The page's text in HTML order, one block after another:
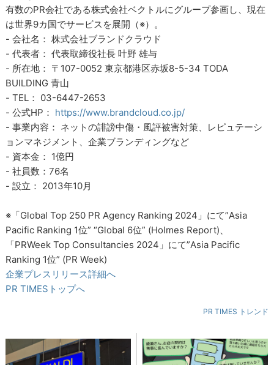
有数のPR会社である株式会社ベクトルにグループ参画し、現在
は世界9カ国でサービスを展開（※）。
- 会社名： 株式会社ブランドクラウド
- 代表者： 代表取締役社長 叶野 雄与
- 所在地： 〒107-0052 東京都港区赤坂8-5-34 TODA
BUILDING 青山
- TEL： 03-6447-2653
- 公式HP： https://www.brandcloud.co.jp/
- 事業内容： ネットの誹謗中傷・風評被害対策、レピュテーシ
ョンマネジメント、企業ブランディングなど
- 資本金： 1億円
- 社員数：76名
- 設立： 2013年10月
※「Global Top 250 PR Agency Ranking 2024」にて”Asia
Pacific Ranking 1位” “Global 6位” (Holmes Report)、
「PRWeek Top Consultancies 2024」にて”Asia Pacific
Ranking 1位” (PR Week)
企業プレスリリース詳細へ
PR TIMESトップへ
PR TIMES トレンド